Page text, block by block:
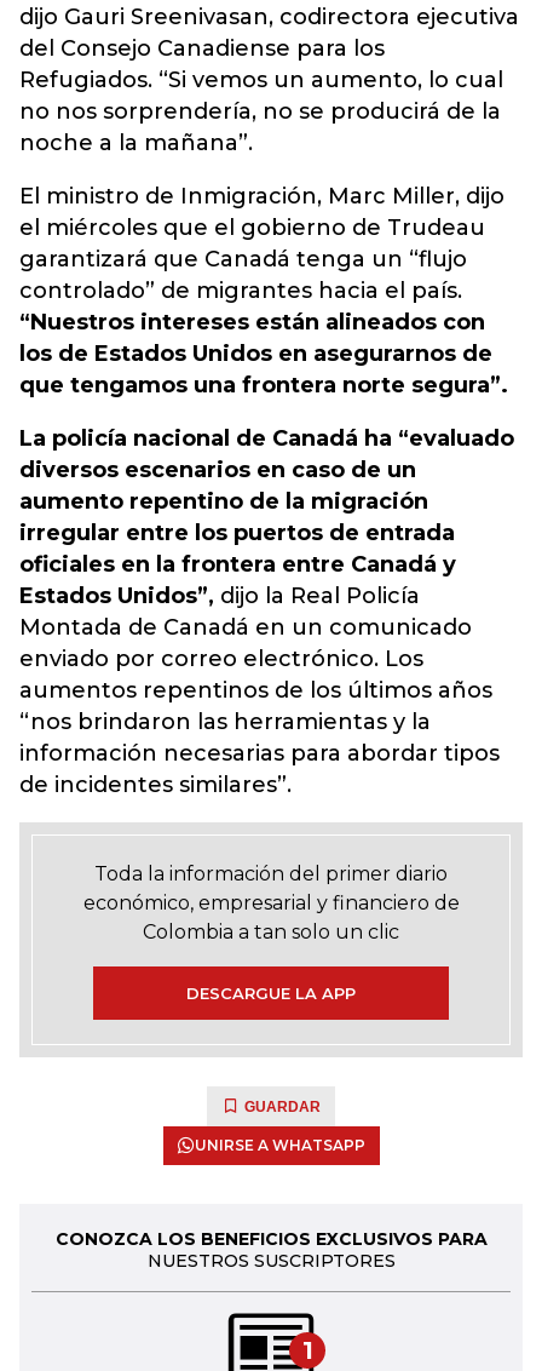
dijo Gauri Sreenivasan, codirectora ejecutiva
del Consejo Canadiense para los
Refugiados. “Si vemos un aumento, lo cual
no nos sorprendería, no se producirá de la
noche a la mañana”.
El ministro de Inmigración, Marc Miller, dijo
el miércoles que el gobierno de Trudeau
garantizará que Canadá tenga un “flujo
controlado” de migrantes hacia el país.
“Nuestros intereses están alineados con
los de Estados Unidos en asegurarnos de
que tengamos una frontera norte segura”.
La policía nacional de Canadá ha “evaluado
diversos escenarios en caso de un
aumento repentino de la migración
irregular entre los puertos de entrada
oficiales en la frontera entre Canadá y
Estados Unidos”, dijo la Real Policía
Montada de Canadá en un comunicado
enviado por correo electrónico. Los
aumentos repentinos de los últimos años
“nos brindaron las herramientas y la
información necesarias para abordar tipos
de incidentes similares”.
Toda la información del primer diario
económico, empresarial y financiero de
Colombia a tan solo un clic
DESCARGUE LA APP
GUARDAR
UNIRSE A WHATSAPP
CONOZCA LOS BENEFICIOS EXCLUSIVOS PARA
NUESTROS SUSCRIPTORES
1